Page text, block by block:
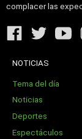
complacer las
NOTICIAS
Tema del día
Noticias
Deportes
Espectáculos